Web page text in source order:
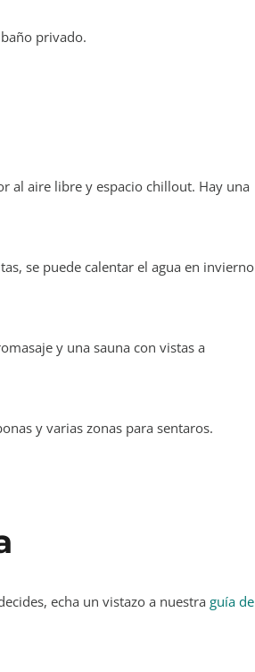
privado.
al aire libre y espacio chillout. Hay una
se puede calentar el agua en invierno
y una sauna con vistas a
y varias zonas para sentaros.
echa un vistazo a nuestra guía de